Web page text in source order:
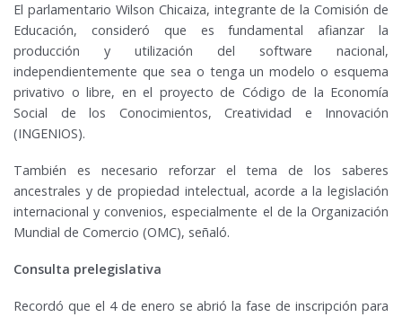
El parlamentario Wilson Chicaiza, integrante de la Comisión de
Educación, consideró que es fundamental afianzar la
producción y utilización del software nacional,
independientemente que sea o tenga un modelo o esquema
privativo o libre, en el proyecto de Código de la Economía
Social de los Conocimientos, Creatividad e Innovación
(INGENIOS).
También es necesario reforzar el tema de los saberes
ancestrales y de propiedad intelectual, acorde a la legislación
internacional y convenios, especialmente el de la Organización
Mundial de Comercio (OMC), señaló.
Consulta prelegislativa
Recordó que el 4 de enero se abrió la fase de inscripción para